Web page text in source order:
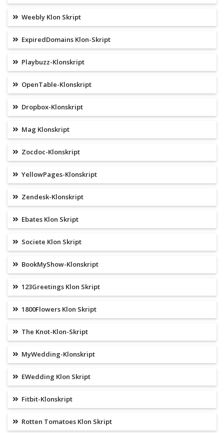
Weebly Klon Skript
ExpiredDomains Klon-Skript
Playbuzz-Klonskript
OpenTable-Klonskript
Dropbox-Klonskript
Mag Klonskript
Zocdoc-Klonskript
YellowPages-Klonskript
Zendesk-Klonskript
Ebates Klon Skript
Societe Klon Skript
BookMyShow-Klonskript
123Greetings Klon Skript
1800Flowers Klon Skript
The Knot-Klon-Skript
MyWedding-Klonskript
EWedding Klon Skript
Fitbit-Klonskript
Rotten Tomatoes Klon Skript